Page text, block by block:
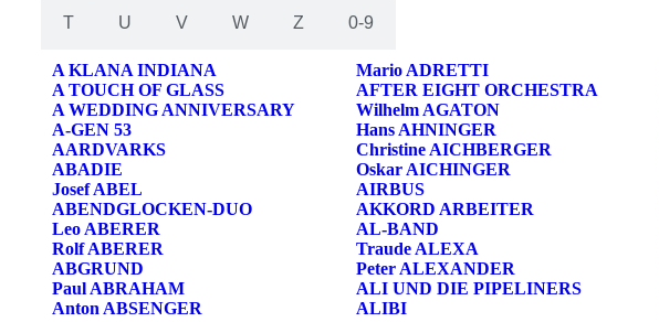
T U V W Z 0-9
A KLANA INDIANA
A TOUCH OF GLASS
A WEDDING ANNIVERSARY
A-GEN 53
AARDVARKS
ABADIE
Josef ABEL
ABENDGLOCKEN-DUO
Leo ABERER
Rolf ABERER
ABGRUND
Paul ABRAHAM
Anton ABSENGER
Mario ADRETTI
AFTER EIGHT ORCHESTRA
Wilhelm AGATON
Hans AHNINGER
Christine AICHBERGER
Oskar AICHINGER
AIRBUS
AKKORD ARBEITER
AL-BAND
Traude ALEXA
Peter ALEXANDER
ALI UND DIE PIPELINERS
ALIBI